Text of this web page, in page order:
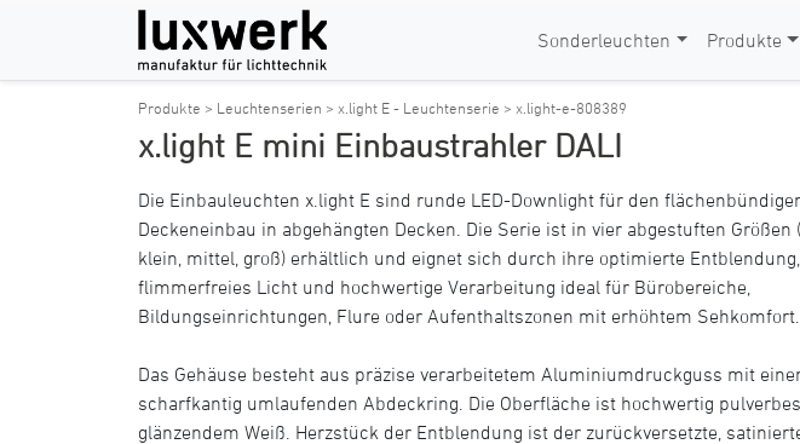
Sonderleuchten Produkte
Produkte > Leuchtenserien > x.light E - Leuchtenserie > x.light-e-808389
x.light E mini Einbaustrahler DALI
Die Einbauleuchten x.light E sind runde LED-Downlight für den
Deckeneinbau in abgehängten Decken. Die Serie ist in vier abgestuften Größen
klein, mittel, groß) erhältlich und eignet sich durch ihre optimierte Entblendung,
flimmerfreies Licht und hochwertige Verarbeitung ideal für Bürobereiche,
Bildungseinrichtungen, Flure oder Aufenthaltszonen mit erhöhtem Sehkomfort.
Das Gehäuse besteht aus präzise verarbeitetem Aluminiumdruckguss mit
scharfkantig umlaufenden Abdeckring. Die Oberfläche ist hochwertig
glänzendem Weiß. Herzstück der Entblendung ist der zurückversetzte,